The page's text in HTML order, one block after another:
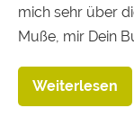
mich sehr über
Muße, mir Dein
Weiterlesen